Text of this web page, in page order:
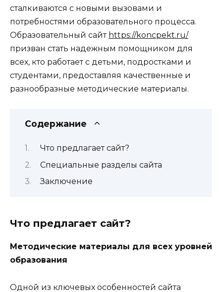
сталкиваются с новыми вызовами и
потребностями образовательного процесса.
Образовательный сайт https://koncpekt.ru/
призван стать надежным помощником для
всех, кто работает с детьми, подростками и
студентами, предоставляя качественные и
разнообразные методические материалы.
Содержание
Что предлагает сайт?
Специальные разделы сайта
Заключение
Что предлагает сайт?
Методические материалы для всех уровней
образования
Одной из ключевых особенностей сайта